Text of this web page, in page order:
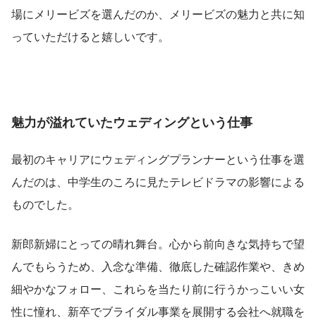
場にメリービズを選んだのか、メリービズの魅力と共に知
っていただけると嬉しいです。
魅力が溢れていたウェディングという仕事
最初のキャリアにウェディングプランナーという仕事を選
んだのは、中学生のころに見たテレビドラマの影響による
ものでした。
新郎新婦にとっての晴れ舞台。心から前向きな気持ちで望
んでもらうため、入念な準備、徹底した確認作業や、きめ
細やかなフォロー、これらを当たり前に行うかっこいい女
性に憧れ、新卒でブライダル事業を展開する会社へ就職を